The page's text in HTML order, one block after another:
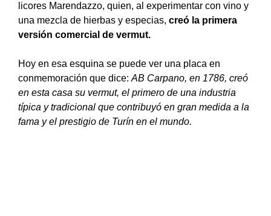
licores Marendazzo, quien, al experimentar con vino y
una mezcla de hierbas y especias, creó la primera
versión comercial de vermut.
Hoy en esa esquina se puede ver una placa en
conmemoración que dice:AB Carpano, en 1786, creó
en esta casa su vermut, el primero de una industria
típica y tradicional que contribuyó en gran medida a la
fama y el prestigio de Turín en el mundo.